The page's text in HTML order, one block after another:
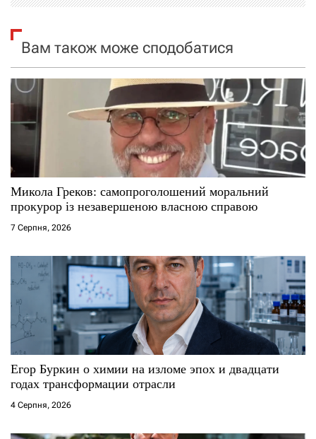
і
я
з
а
и
с
і
в
Вам також може сподобатися
Микола Греков: самопроголошений моральний
прокурор із незавершеною власною справою
7 Серпня, 2026
Егор Буркин о химии на изломе эпох и двадцати
годах трансформации отрасли
4 Серпня, 2026